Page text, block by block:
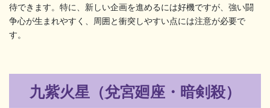
待できます。特に、新しい企画を進めるには好機ですが、強い闘
争心が生まれやすく、周囲と衝突しやすい点には注意が必要で
す。
九紫火星（兌宮廻座・暗剣殺）